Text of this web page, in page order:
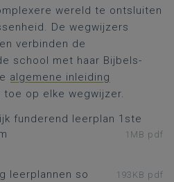
wereld te ontsluiten
De wegwijzers
verbinden de
school met haar Bijbels-
algemene inleiding
toe op elke wegwijzer.
funderend leerplan 1ste
1MB pdf
leerplannen so 193KB pdf